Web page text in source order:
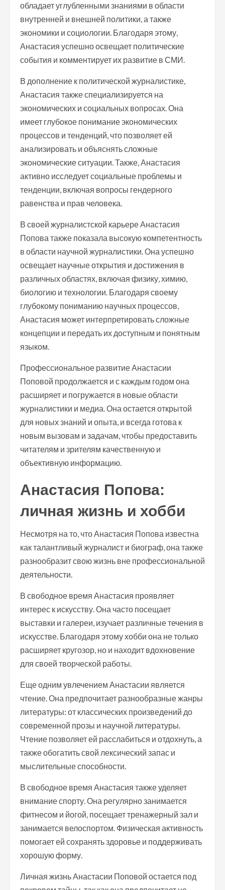
обладает углубленными знаниями в области
внутренней и внешней политики, а также
экономики и социологии. Благодаря этому,
Анастасия успешно освещает политические
события и комментирует их развитие в СМИ.
В дополнение к политической журналистике,
Анастасия также специализируется на
экономических и социальных вопросах. Она
имеет глубокое понимание экономических
процессов и тенденций, что позволяет ей
анализировать и объяснять сложные
экономические ситуации. Также, Анастасия
активно исследует социальные проблемы и
тенденции, включая вопросы гендерного
равенства и прав человека.
В своей журналистской карьере Анастасия
Попова также показала высокую компетентность
в области научной журналистики. Она успешно
освещает научные открытия и достижения в
различных областях, включая физику, химию,
биологию и технологии. Благодаря своему
глубокому пониманию научных процессов,
Анастасия может интерпретировать сложные
концепции и передать их доступным и понятным
языком.
Профессиональное развитие Анастасии
Поповой продолжается и с каждым годом она
расширяет и погружается в новые области
журналистики и медиа. Она остается открытой
для новых знаний и опыта, и всегда готова к
новым вызовам и задачам, чтобы предоставить
читателям и зрителям качественную и
объективную информацию.
Анастасия Попова:
личная жизнь и хобби
Несмотря на то, что Анастасия Попова известна
как талантливый журналист и биограф, она также
разнообразит свою жизнь вне профессиональной
деятельности.
В свободное время Анастасия проявляет
интерес к искусству. Она часто посещает
выставки и галереи, изучает различные течения в
искусстве. Благодаря этому хобби она не только
расширяет кругозор, но и находит вдохновение
для своей творческой работы.
Еще одним увлечением Анастасии является
чтение. Она предпочитает разнообразные жанры
литературы: от классических произведений до
современной прозы и научной литературы.
Чтение позволяет ей расслабиться и отдохнуть, а
также обогатить свой лексический запас и
мыслительные способности.
В свободное время Анастасия также уделяет
внимание спорту. Она регулярно занимается
фитнесом и йогой, посещает тренажерный зал и
занимается велоспортом. Физическая активность
помогает ей сохранять здоровье и поддерживать
хорошую форму.
Личная жизнь Анастасии Поповой остается под